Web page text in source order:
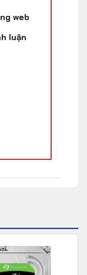
web
luận